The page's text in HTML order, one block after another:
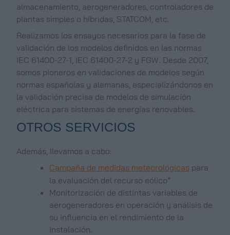
almacenamiento, aerogeneradores, controladores de
plantas simples o híbridas, STATCOM, etc.
Realizamos los ensayos necesarios para la fase de
validación de los modelos definidos en las normas
IEC 61400-27-1, IEC 61400-27-2 y FGW. Desde 2007,
somos pioneros en validaciones de modelos según
normas españolas y alemanas, especializándonos en
la validación precisa de modelos de simulación
eléctrica para sistemas de energías renovables.
OTROS SERVICIOS
Además, llevamos a cabo:
Campaña de medidas meteorológicas para
la evaluación del recurso eólico*
Monitorización de distintas variables de
aerogeneradores en operación y análisis de
su influencia en el rendimiento de la
instalación.